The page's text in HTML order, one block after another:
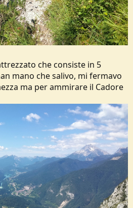
che consiste in 5
mano che salivo, mi fermavo
ma per ammirare il Cadore